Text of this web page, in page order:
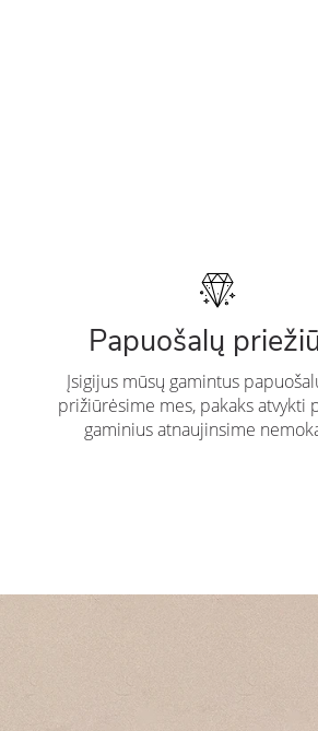
Papuošalų
Įsigijus mūsų gamintus
prižiūrėsime mes, pakaks atvykti
gaminius atnaujinsime